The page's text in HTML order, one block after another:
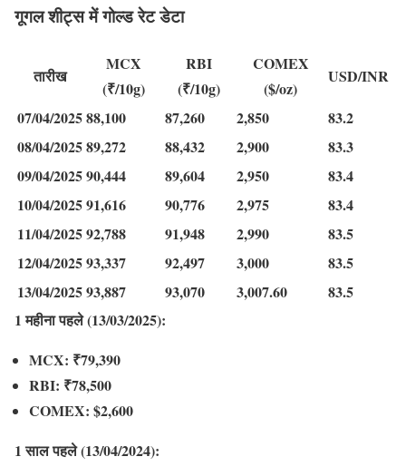
गूगल शीट्स में गोल्ड रेट डेटा
तारीख
MCX
(₹/10g)
RBI
(₹/10g)
COMEX
($/oz)
USD/INR
07/04/202588,100 87,260 2,850
83.2
08/04/202589,272 88,432 2,900
83.3
09/04/202590,444 89,604 2,950
83.4
10/04/202591,616 90,776 2,975
83.4
11/04/202592,788 91,948 2,990
83.5
12/04/202593,337 92,497 3,000
83.5
13/04/202593,887 93,070 3,007.60
83.5
1 महीना पहले (13/03/2025):
MCX: ₹79,390
RBI: ₹78,500
COMEX: $2,600
1 साल पहले (13/04/2024):